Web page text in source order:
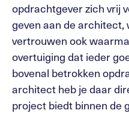
opdrachtgever zich vrij
geven aan de
vertrouwen ook
overtuiging dat ieder
bovenal betrokken
architect heb je daar
project biedt binnen de